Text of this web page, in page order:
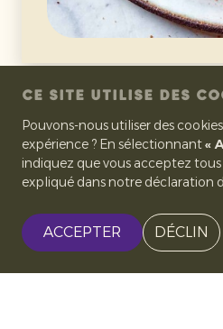
CE SITE UTILISE DES
Pouvons-nous utiliser des
expérience ? En sélectionnant«
indiquez que vous acceptez
expliqué dans notre déclaration
ACCEPTER DÉCLIN